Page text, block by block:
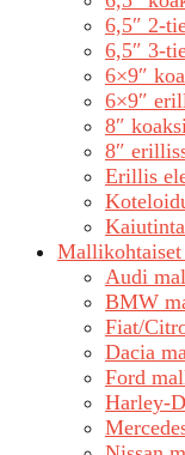
6,5″ 2-
6,5″ 3-
6×9″
6×9″
8″
8″
Erillis
Audi
BMW
Fiat/
Dacia
Ford
Harley-